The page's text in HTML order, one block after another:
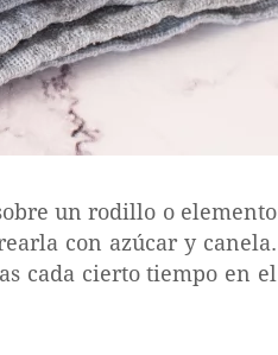
un rodillo o elemento
con azúcar y canela.
cada cierto tiempo en el